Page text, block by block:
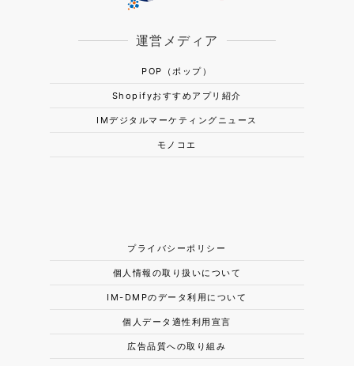
運営メディア
POP（ポップ）
Shopifyおすすめアプリ紹介
IMデジタルマーケティングニュース
モノコエ
プライバシーポリシー
個人情報の取り扱いについて
IM-DMPのデータ利用について
個人データ適性利用宣言
広告品質への取り組み